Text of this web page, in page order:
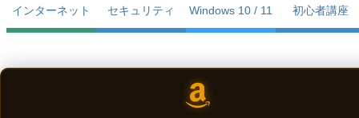
インターネット セキュリティ Windows 10 / 11 初心者講座